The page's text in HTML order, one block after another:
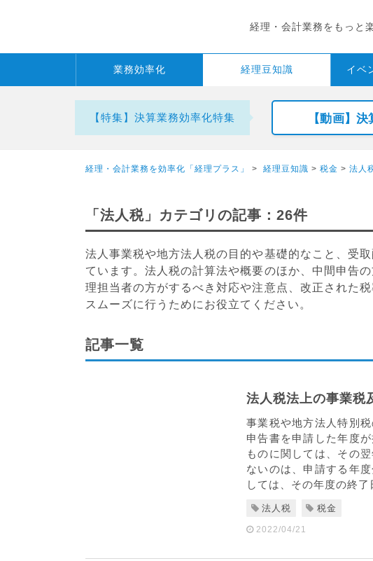
経理・会計業務をもっと
業務効率化 経理豆知識 イベ
【特集】決算業務効率化特集 【動画】
経理・会計業務を効率化「経理プラス」 > 経理豆知識 > 税金 > 法人
「法人税」カテゴリの記事：26件
法人事業税や地方法人税の目的や基礎的なこと、受
ています。法人税の計算法や概要のほか、中間申告
理担当者の方がするべき対応や注意点、改正された
スムーズに行うためにお役立てください。
記事一覧
法人税法上の事業税
事業税や地方法人特別
申告書を申請した年度
ものに関しては、その
ないのは、申請する年
しては、その年度の終
法人税 税金
2022/04/21